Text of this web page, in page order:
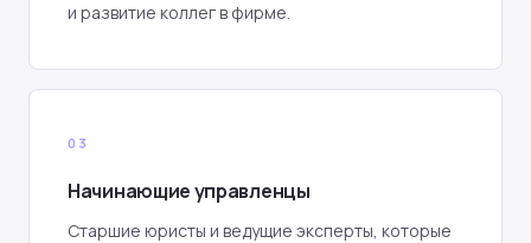
и развитие коллег в фирме.
03
Начинающие управленцы
Старшие юристы и ведущие эксперты, которые